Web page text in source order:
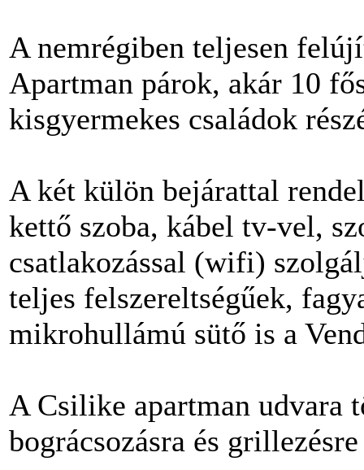
A nemrégiben teljesen
Apartman párok, akár 10
kisgyermekes családok
A két külön bejárattal
kettő szoba, kábel tv-vel,
csatlakozással (wifi)
teljes felszereltségűek,
mikrohullámú sütő is a
A Csilike apartman udvara
bográcsozásra és